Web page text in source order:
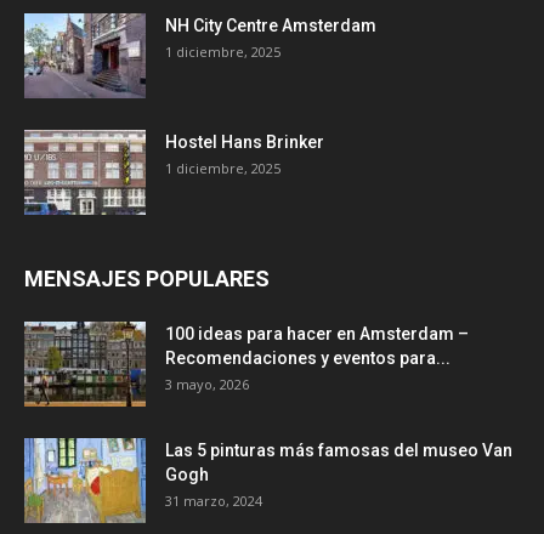
NH City Centre Amsterdam
1 diciembre, 2025
Hostel Hans Brinker
1 diciembre, 2025
MENSAJES POPULARES
100 ideas para hacer en Amsterdam –
Recomendaciones y eventos para...
3 mayo, 2026
Las 5 pinturas más famosas del museo Van
Gogh
31 marzo, 2024